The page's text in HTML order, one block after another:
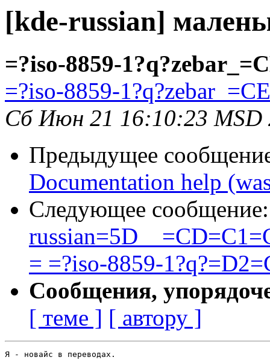
[kde-russian]
=?iso-8859-
=?iso-8859-
Сб Июн 21 16:10:23 MSD
Предыдущее
Documentation help
Следующее
= =?iso-8859-
Сообщения,
[ теме ] [ автору ]
Я - новайс в переводах.